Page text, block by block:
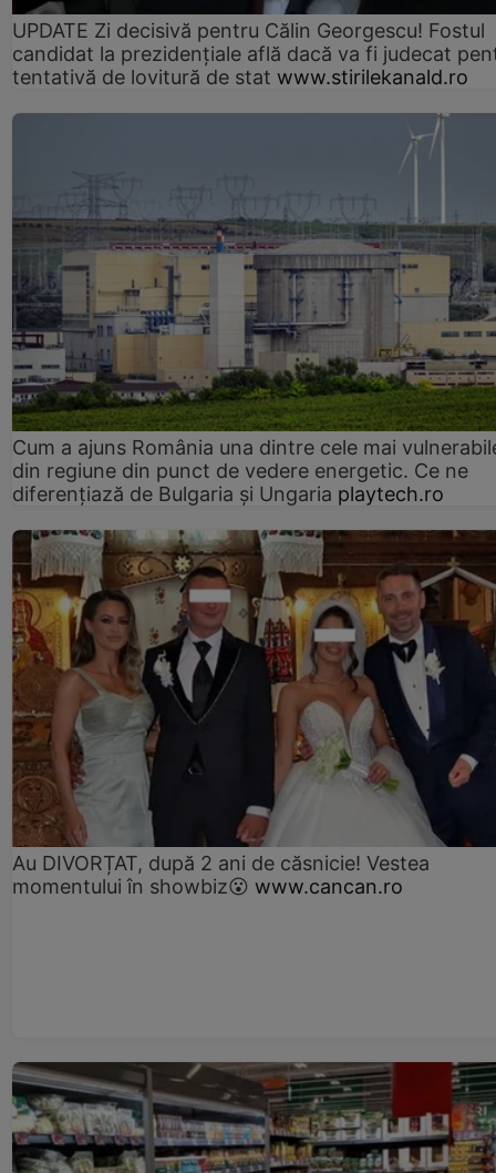
UPDATE Zi decisivă pentru Călin Georgescu! Fostul
candidat la prezidențiale află dacă va fi judecat
tentativă de lovitură de stat www.stirilekanald.ro
Cum a ajuns România una dintre cele mai
din regiune din punct de vedere energetic. Ce ne
diferențiază de Bulgaria și Ungaria playtech.ro
Au DIVORȚAT, după 2 ani de căsnicie! Vestea
momentului în showbiz😮 www.cancan.ro